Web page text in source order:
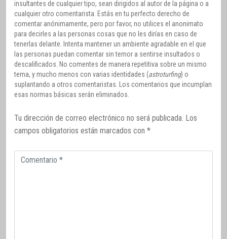
insultantes de cualquier tipo, sean dirigidos al autor de la página o a
cualquier otro comentarista. Estás en tu perfecto derecho de
comentar anónimamente, pero por favor, no utilices el anonimato
para decirles a las personas cosas que no les dirías en caso de
tenerlas delante. Intenta mantener un ambiente agradable en el que
las personas puedan comentar sin temor a sentirse insultados o
descalificados. No comentes de manera repetitiva sobre un mismo
tema, y mucho menos con varias identidades (astroturfing) o
suplantando a otros comentaristas. Los comentarios que incumplan
esas normas básicas serán eliminados.
Tu dirección de correo electrónico no será publicada. Los
campos obligatorios están marcados con *
Comentario